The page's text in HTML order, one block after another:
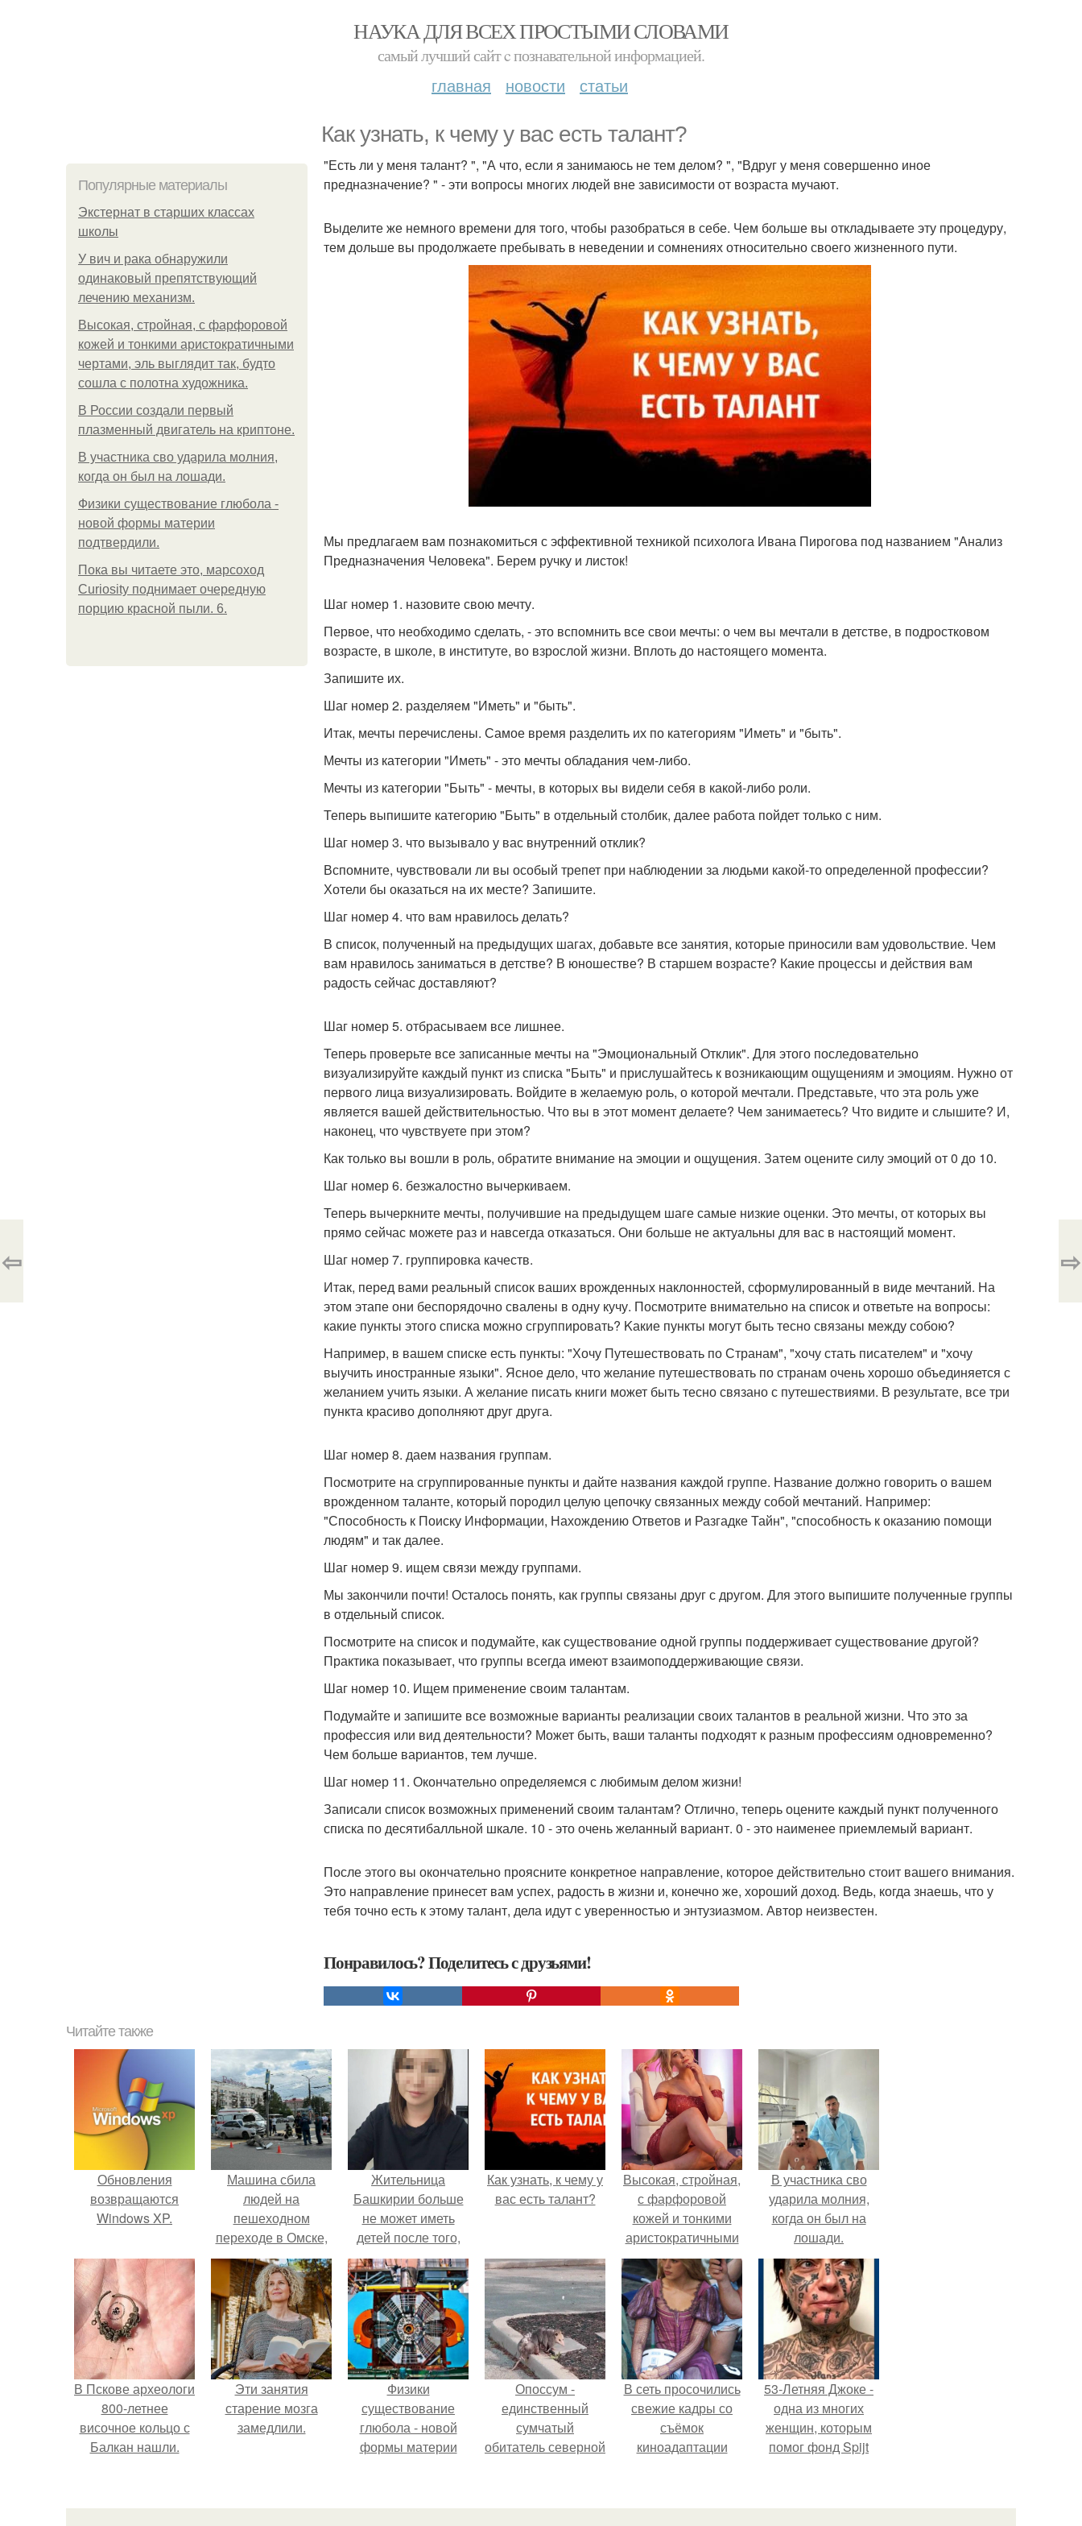
НАУКА ДЛЯ ВСЕХ ПРОСТЫМИ СЛОВАМИ
самый лучший сайт c познавательной информацией.
главная новости статьи
Как узнать, к чему у вас есть талант?
Популярные материалы
Экстернат в старших классах
школы
У вич и рака обнаружили
одинаковый препятствующий
лечению механизм.
Высокая, стройная, с фарфоровой
кожей и тонкими аристократичными
чертами, эль выглядит так, будто
сошла с полотна художника.
В России создали первый
плазменный двигатель на криптоне.
В участника сво ударила молния,
когда он был на лошади.
Физики существование глюбола -
новой формы материи
подтвердили.
Пока вы читаете это, марсоход
Curiosity поднимает очередную
порцию красной пыли. 6.
"Есть ли у меня талант? ", "А что, если я занимаюсь не тем делом? ", "Вдруг у меня совершенно иное
предназначение? " - эти вопросы многих людей вне зависимости от возраста мучают.
Выделите же немного времени для того, чтобы разобраться в себе. Чем больше вы откладываете эту процедуру,
тем дольше вы продолжаете пребывать в неведении и сомнениях относительно своего жизненного пути.
Мы предлагаем вам познакомиться с эффективной техникой психолога Ивана Пирогова под названием "Анализ
Предназначения Человека". Берем ручку и листок!
Шаг номер 1. назовите свою мечту.
Первое, что необходимо сделать, - это вспомнить все свои мечты: о чем вы мечтали в детстве, в подростковом
возрасте, в школе, в институте, во взрослой жизни. Вплоть до настоящего момента.
Запишите их.
Шаг номер 2. разделяем "Иметь" и "быть".
Итак, мечты перечислены. Самое время разделить их по категориям "Иметь" и "быть".
Мечты из категории "Иметь" - это мечты обладания чем-либо.
Мечты из категории "Быть" - мечты, в которых вы видели себя в какой-либо роли.
Теперь выпишите категорию "Быть" в отдельный столбик, далее работа пойдет только с ним.
Шаг номер 3. что вызывало у вас внутренний отклик?
Вспомните, чувствовали ли вы особый трепет при наблюдении за людьми какой-то определенной профессии?
Хотели бы оказаться на их месте? Запишите.
Шаг номер 4. что вам нравилось делать?
В список, полученный на предыдущих шагах, добавьте все занятия, которые приносили вам удовольствие. Чем
вам нравилось заниматься в детстве? В юношестве? В старшем возрасте? Какие процессы и действия вам
радость сейчас доставляют?
Шаг номер 5. отбрасываем все лишнее.
Теперь проверьте все записанные мечты на "Эмоциональный Отклик". Для этого последовательно
визуализируйте каждый пункт из списка "Быть" и прислушайтесь к возникающим ощущениям и эмоциям. Нужно от
первого лица визуализировать. Войдите в желаемую роль, о которой мечтали. Представьте, что эта роль уже
является вашей действительностью. Что вы в этот момент делаете? Чем занимаетесь? Что видите и слышите? И,
наконец, что чувствуете при этом?
Как только вы вошли в роль, обратите внимание на эмоции и ощущения. Затем оцените силу эмоций от 0 до 10.
Шаг номер 6. безжалостно вычеркиваем.
Теперь вычеркните мечты, получившие на предыдущем шаге самые низкие оценки. Это мечты, от которых вы
прямо сейчас можете раз и навсегда отказаться. Они больше не актуальны для вас в настоящий момент.
Шаг номер 7. группировка качеств.
Итак, перед вами реальный список ваших врожденных наклонностей, сформулированный в виде мечтаний. На
этом этапе они беспорядочно свалены в одну кучу. Посмотрите внимательно на список и ответьте на вопросы:
какие пункты этого списка можно сгруппировать? Kакие пункты могут быть тесно связаны между собою?
Например, в вашем списке есть пункты: "Хочу Путешествовать по Странам", "хочу стать писателем" и "хочу
выучить иностранные языки". Ясное дело, что желание путешествовать по странам очень хорошо объединяется с
желанием учить языки. А желание писать книги может быть тесно связано с путешествиями. В результате, все три
пункта красиво дополняют друг друга.
Шаг номер 8. даем названия группам.
Посмотрите на сгруппированные пункты и дайте названия каждой группе. Название должно говорить о вашем
врожденном таланте, который породил целую цепочку связанных между собой мечтаний. Например:
"Способность к Поиску Информации, Нахождению Ответов и Разгадке Тайн", "способность к оказанию помощи
людям" и так далее.
Шаг номер 9. ищем связи между группами.
Мы закончили почти! Осталось понять, как группы связаны друг с другом. Для этого выпишите полученные группы
в отдельный список.
Посмотрите на список и подумайте, как существование одной группы поддерживает существование другой?
Практика показывает, что группы всегда имеют взаимоподдерживающие связи.
Шаг номер 10. Ищем применение своим талантам.
Подумайте и запишите все возможные варианты реализации своих талантов в реальной жизни. Что это за
профессия или вид деятельности? Может быть, ваши таланты подходят к разным профессиям одновременно?
Чем больше вариантов, тем лучше.
Шаг номер 11. Окончательно определяемся с любимым делом жизни!
Записали список возможных применений своим талантам? Отлично, теперь оцените каждый пункт полученного
списка по десятибалльной шкале. 10 - это очень желанный вариант. 0 - это наименее приемлемый вариант.
После этого вы окончательно проясните конкретное направление, которое действительно стоит вашего внимания.
Это направление принесет вам успех, радость в жизни и, конечно же, хороший доход. Ведь, когда знаешь, что у
тебя точно есть к этому талант, дела идут с уверенностью и энтузиазмом. Автор неизвестен.
Понравилось? Поделитесь с друзьями!
⇦ ⇨
Читайте также
Обновления
возвращаются
Windows XP.
Машина сбила
людей на
пешеходном
переходе в Омске,
пострадали 8
человек.
Жительница
Башкирии больше
не может иметь
детей после того,
как медики сделали
ей аборт на шестом
месяце
беременности и
оставили в матке
плаценту.
Как узнать, к чему у
вас есть талант?
Высокая, стройная,
с фарфоровой
кожей и тонкими
аристократичными
чертами, эль
выглядит так, будто
сошла с полотна
художника.
В участника сво
ударила молния,
когда он был на
лошади.
В Пскове археологи
800-летнее
височное кольцо с
Балкан нашли.
Эти занятия
старение мозга
замедлили.
Физики
существование
глюбола - новой
формы материи
Опоссум -
единственный
сумчатый
обитатель северной
В сеть просочились
свежие кадры со
съёмок
киноадаптации
моментально
53-Летняя Джоке -
одна из многих
женщин, которым
помог фонд Spijt
Роттердаме.